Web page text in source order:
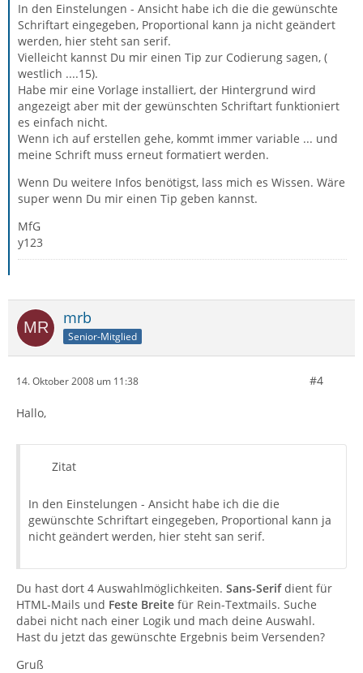
In den Einstelungen - Ansicht habe ich die die gewünschte
Schriftart eingegeben, Proportional kann ja nicht geändert
werden, hier steht san serif.
Vielleicht kannst Du mir einen Tip zur Codierung sagen, (
westlich ....15).
Habe mir eine Vorlage installiert, der Hintergrund wird
angezeigt aber mit der gewünschten Schriftart funktioniert
es einfach nicht.
Wenn ich auf erstellen gehe, kommt immer variable ... und
meine Schrift muss erneut formatiert werden.
Wenn Du weitere Infos benötigst, lass mich es Wissen. Wäre
super wenn Du mir einen Tip geben kannst.
MfG
y123
mrb
Senior-Mitglied
14. Oktober 2008 um 11:38 #4
Hallo,
Zitat
In den Einstelungen - Ansicht habe ich die die
gewünschte Schriftart eingegeben, Proportional kann ja
nicht geändert werden, hier steht san serif.
Du hast dort 4 Auswahlmöglichkeiten. Sans-Serifdient für
HTML-Mails und Feste Breite für Rein-Textmails. Suche
dabei nicht nach einer Logik und mach deine Auswahl.
Hast du jetzt das gewünschte Ergebnis beim Versenden?
Gruß